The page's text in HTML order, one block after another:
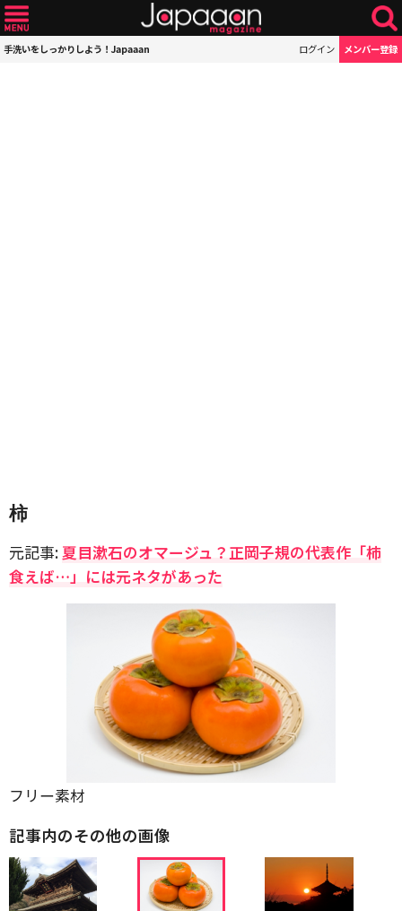
手洗いをしっかりしよう！Japaaan ログイン メンバー登録
柿
元記事:夏目漱石のオマージュ？正岡子規の代表作「柿
食えば…」には元ネタがあった
フリー素材
記事内のその他の画像